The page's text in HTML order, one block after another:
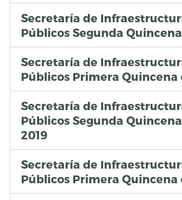
Secretaría de
Públicos Segunda
Secretaría de
Públicos Primera Quincena
Secretaría de
Públicos Segunda
2019
Secretaría de
Públicos Primera Quincena